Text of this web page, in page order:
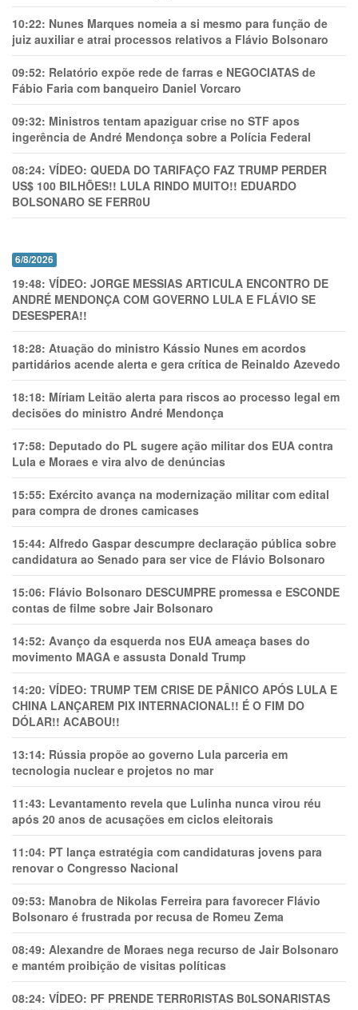
10:22: Nunes Marques nomeia a si mesmo para função de
juiz auxiliar e atrai processos relativos a Flávio Bolsonaro
09:52: Relatório expõe rede de farras e NEGOCIATAS de
Fábio Faria com banqueiro Daniel Vorcaro
09:32: Ministros tentam apaziguar crise no STF apos
ingerência de André Mendonça sobre a Polícia Federal
08:24: VÍDEO: QUEDA DO TARIFAÇO FAZ TRUMP PERDER
US$ 100 BILHÕES!! LULA RINDO MUITO!! EDUARDO
BOLSONARO SE FERR0U
6/8/2026
19:48: VÍDEO: JORGE MESSIAS ARTICULA ENCONTRO DE
ANDRÉ MENDONÇA COM GOVERNO LULA E FLÁVIO SE
DESESPERA!!
18:28: Atuação do ministro Kássio Nunes em acordos
partidários acende alerta e gera crítica de Reinaldo Azevedo
18:18: Míriam Leitão alerta para riscos ao processo legal em
decisões do ministro André Mendonça
17:58: Deputado do PL sugere ação militar dos EUA contra
Lula e Moraes e vira alvo de denúncias
15:55: Exército avança na modernização militar com edital
para compra de drones camicases
15:44: Alfredo Gaspar descumpre declaração pública sobre
candidatura ao Senado para ser vice de Flávio Bolsonaro
15:06: Flávio Bolsonaro DESCUMPRE promessa e ESCONDE
contas de filme sobre Jair Bolsonaro
14:52: Avanço da esquerda nos EUA ameaça bases do
movimento MAGA e assusta Donald Trump
14:20: VÍDEO: TRUMP TEM CRlSE DE PÂNlCO APÓS LULA E
CHINA LANÇAREM PIX INTERNACIONAL!! É O FIM DO
DÓLAR!! ACABOU!!
13:14: Rússia propõe ao governo Lula parceria em
tecnologia nuclear e projetos no mar
11:43: Levantamento revela que Lulinha nunca virou réu
após 20 anos de acusações em ciclos eleitorais
11:04: PT lança estratégia com candidaturas jovens para
renovar o Congresso Nacional
09:53: Manobra de Nikolas Ferreira para favorecer Flávio
Bolsonaro é frustrada por recusa de Romeu Zema
08:49: Alexandre de Moraes nega recurso de Jair Bolsonaro
e mantém proibição de visitas políticas
08:24: VÍDEO: PF PRENDE TERR0RlSTAS B0LSONARlSTAS